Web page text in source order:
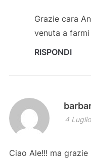
Grazie cara
venuta a
RISPONDI
4
Ciao Ale!!! ma